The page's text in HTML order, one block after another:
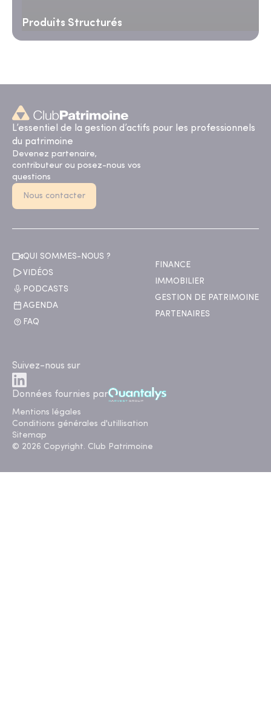
Produits Structurés
L’essentiel de la gestion d’actifs pour les professionnels
du patrimoine
Devenez partenaire,
contributeur ou posez-nous vos
questions
Nous contacter
QUI SOMMES-NOUS ?
VIDÉOS
PODCASTS
AGENDA
FAQ
FINANCE
IMMOBILIER
GESTION DE PATRIMOINE
PARTENAIRES
Suivez-nous sur
Données fournies par
Mentions légales
Conditions générales d'utillisation
Sitemap
© 2026 Copyright. Club Patrimoine